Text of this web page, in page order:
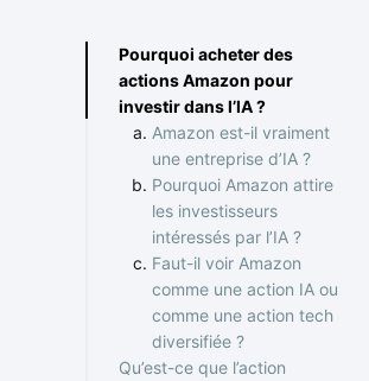
Pourquoi acheter des
actions Amazon pour
investir dans l’IA ?
Amazon est-il vraiment
une entreprise d’IA ?
Pourquoi Amazon attire
les investisseurs
intéressés par l’IA ?
Faut-il voir Amazon
comme une action IA ou
comme une action tech
diversifiée ?
Qu’est-ce que l’action